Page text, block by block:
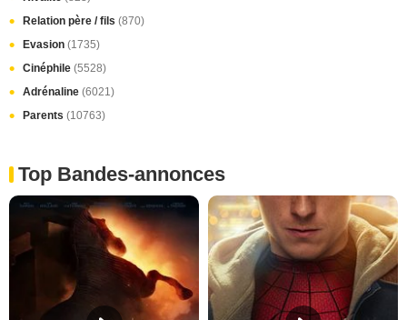
Relation père / fils (870)
Evasion (1735)
Cinéphile (5528)
Adrénaline (6021)
Parents (10763)
Top Bandes-annonces